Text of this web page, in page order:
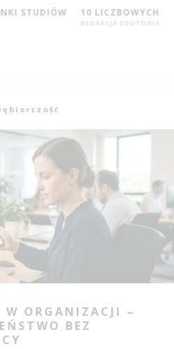
O MÓZGU
NIE WSZYSTKO
WARTOŚCI
W ORGANIZACJI –
BEZ